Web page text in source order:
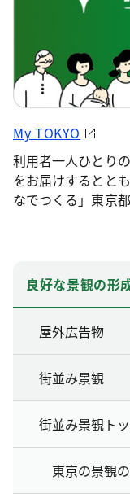
My TOKYO
利用者一人ひとり
をお届けするとと
なでつくる」東京
良好な景観の形
屋外広告物
街並み景観
街並み景観ト
東京の景観